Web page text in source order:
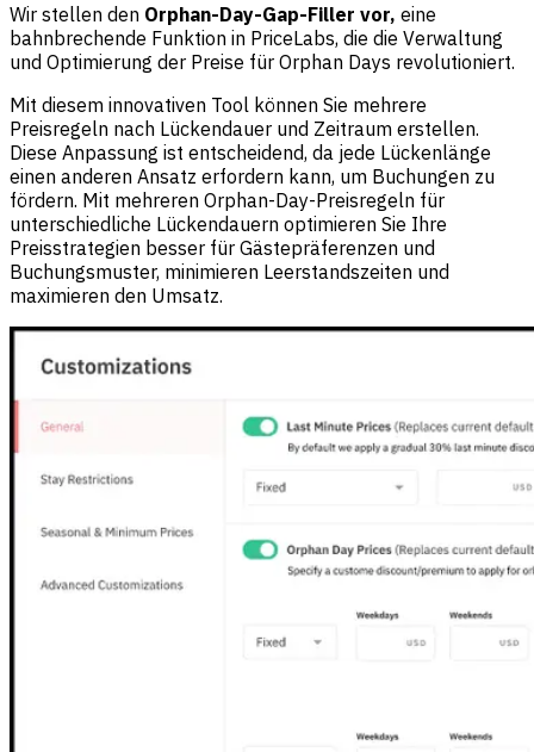
Wir stellen den Orphan-Day-Gap-Filler vor, eine
bahnbrechende Funktion in PriceLabs, die die Verwaltung
und Optimierung der Preise für Orphan Days revolutioniert.
Mit diesem innovativen Tool können Sie mehrere
Preisregeln nach Lückendauer und Zeitraum erstellen.
Diese Anpassung ist entscheidend, da jede Lückenlänge
einen anderen Ansatz erfordern kann, um Buchungen zu
fördern. Mit mehreren Orphan-Day-Preisregeln für
unterschiedliche Lückendauern optimieren Sie Ihre
Preisstrategien besser für Gästepräferenzen und
Buchungsmuster, minimieren Leerstandszeiten und
maximieren den Umsatz.